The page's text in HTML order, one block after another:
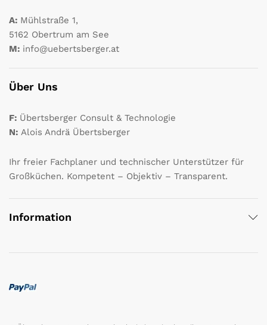
A: Mühlstraße 1,
5162 Obertrum am See
M: info@uebertsberger.at
Über Uns
F: Übertsberger Consult & Technologie
N: Alois Andrä Übertsberger
Ihr freier Fachplaner und technischer Unterstützer für
Großküchen. Kompetent – Objektiv – Transparent.
Information